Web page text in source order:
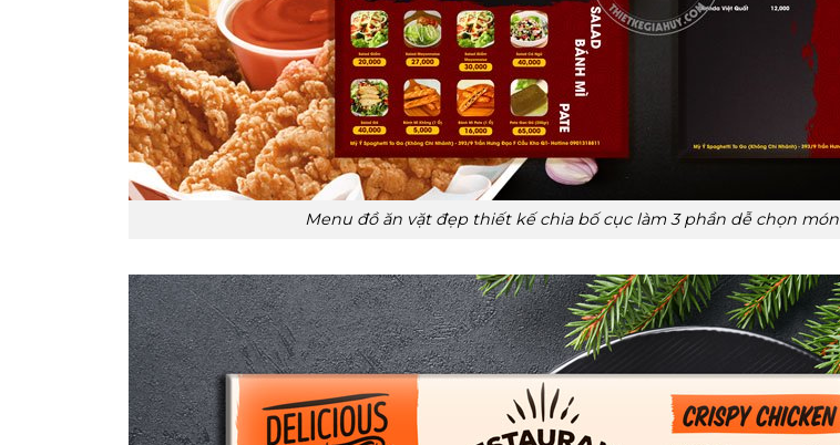
Menu đồ ăn vặt đẹp thiết kế chia bố cục làm 3 phần dễ chọn món